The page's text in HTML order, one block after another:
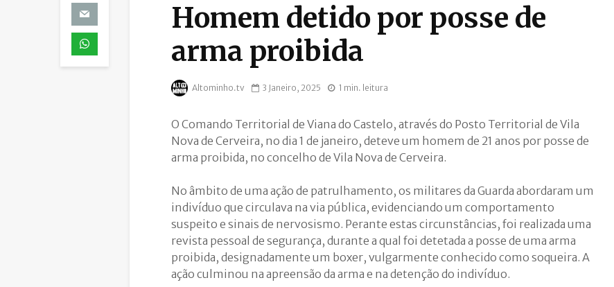
Homem detido por posse de
arma proibida
Altominho.tv 3 Janeiro, 2025 1 min. leitura
O Comando Territorial de Viana do Castelo, através do Posto Territorial de Vila
Nova de Cerveira, no dia 1 de janeiro, deteve um homem de 21 anos por posse de
arma proibida, no concelho de Vila Nova de Cerveira.
No âmbito de uma ação de patrulhamento, os militares da Guarda abordaram um
indivíduo que circulava na via pública, evidenciando um comportamento
suspeito e sinais de nervosismo. Perante estas circunstâncias, foi realizada uma
revista pessoal de segurança, durante a qual foi detetada a posse de uma arma
proibida, designadamente um boxer, vulgarmente conhecido como soqueira. A
ação culminou na apreensão da arma e na detenção do indivíduo.